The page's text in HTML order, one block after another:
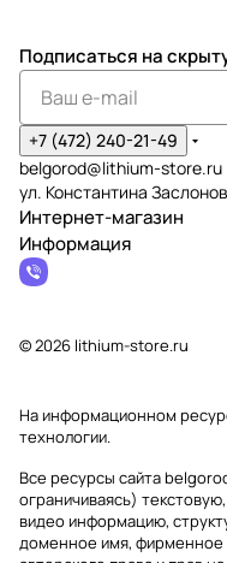
Подписаться на
+7 (472) 240-21-49
belgorod@lithium-store.ru
ул. Константина
Интернет-магазин
Информация
© 2026 lithium-store.ru
На информационном
технологии.
Все ресурсы сайта
ограничиваясь)
видео информацию,
доменное имя, фирменное